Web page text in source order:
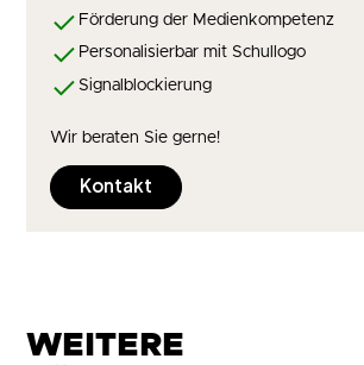
Förderung der Medienkompetenz
Personalisierbar mit Schullogo
Signalblockierung
Wir beraten Sie gerne!
Kontakt
WEITERE